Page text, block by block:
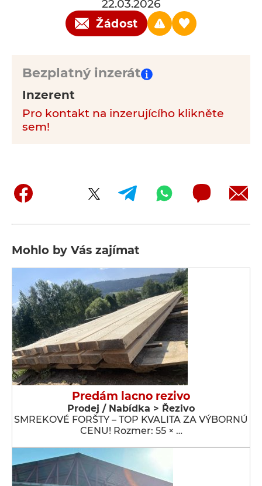
22.03.2026
Žádost
Bezplatný inzerát
Inzerent
Pro kontakt na inzerujícího klikněte
sem!
Mohlo by Vás zajímat
Predám lacno rezivo
Prodej / Nabídka > Řezivo
SMREKOVÉ FORŠTY – TOP KVALITA ZA VÝBORNÚ
CENU! Rozmer: 55 × …